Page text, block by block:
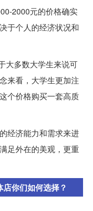
2000元的价格确实
于个人的经济状况和
大多数大学生来说可
来看，大学生更加注
个价格购买一套高质
经济能力和需求来进
足外在的美观，更重
你们如何选择？